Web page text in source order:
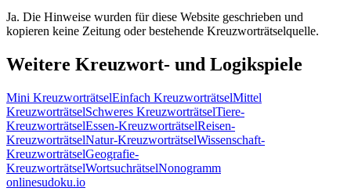
Ja. Die Hinweise wurden für diese Website geschrieben und
kopieren keine Zeitung oder bestehende Kreuzworträtselquelle.
Weitere Kreuzwort- und Logikspiele
Mini KreuzworträtselEinfach KreuzworträtselMittel
KreuzworträtselSchweres KreuzworträtselTiere-
KreuzworträtselEssen-KreuzworträtselReisen-
KreuzworträtselNatur-KreuzworträtselWissenschaft-
KreuzworträtselGeografie-
KreuzworträtselWortsuchrätselNonogramm
onlinesudoku.io